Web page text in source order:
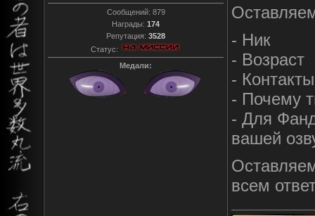
Сообщений: 879
Награды: 174
Репутация: 3528
Статус:
Медали:
- Ник
- Возраст
-
- Почему
- Для
вашей
всем